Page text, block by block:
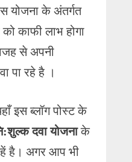
योजना के अंतर्गत
काफी लाभ होगा
से अपनी
पा रहे है ।
इस ब्लॉग पोस्ट के
दवा योजनाके
है। अगर आप भी